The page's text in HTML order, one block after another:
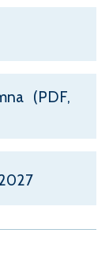
(PDF,